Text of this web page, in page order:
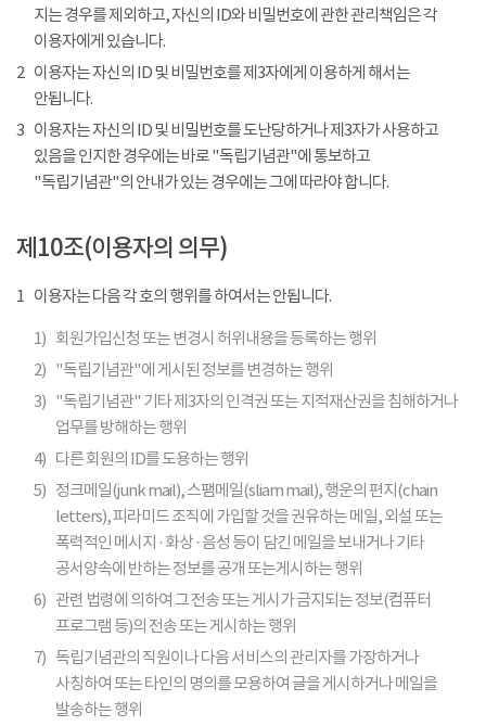
지는 경우를 제외하고, 자신의 ID와 비밀번호에 관한 관리책임은 각
이용자에게 있습니다.
2 이용자는 자신의 ID 및 비밀번호를 제3자에게 이용하게 해서는
안됩니다.
3 이용자는 자신의 ID 및 비밀번호를 도난당하거나 제3자가 사용하고
있음을 인지한 경우에는 바로 "독립기념관"에 통보하고
"독립기념관"의 안내가 있는 경우에는 그에 따라야 합니다.
제10조(이용자의 의무)
1 이용자는 다음 각 호의 행위를 하여서는 안됩니다.
1) 회원가입신청 또는 변경시 허위내용을 등록하는 행위
2) "독립기념관"에 게시된 정보를 변경하는 행위
3) "독립기념관" 기타 제3자의 인격권 또는 지적재산권을 침해하거나
업무를 방해하는 행위
4) 다른 회원의 ID를 도용하는 행위
5) 정크메일(junk mail), 스팸메일(sliam mail), 행운의 편지(chain
letters), 피라미드 조직에 가입할 것을 권유하는 메일, 외설 또는
폭력적인 메시지 · 화상 · 음성 등이 담긴 메일을 보내거나 기타
공서양속에 반하는 정보를 공개 또는게시하는 행위
6) 관련 법령에 의하여 그 전송 또는 게시가 금지되는 정보(컴퓨터
프로그램 등)의 전송 또는 게시하는 행위
7) 독립기념관의 직원이나 다음 서비스의 관리자를 가장하거나
사칭하여 또는 타인의 명의를 모용하여 글을 게시하거나 메일을
발송하는 행위